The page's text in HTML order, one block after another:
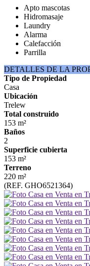
Apto mascotas
Hidromasaje
Laundry
Alarma
Calefacción
Parrilla
DETALLES DE LA
Tipo de Propiedad
Casa
Ubicación
Trelew
Total construido
153 m²
Baños
2
Superficie cubierta
153 m²
Terreno
220 m²
(REF. GHO6521364)